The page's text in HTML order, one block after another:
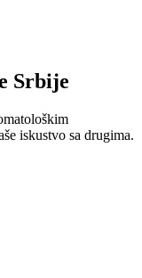
Srbije
iskustvo sa drugima.